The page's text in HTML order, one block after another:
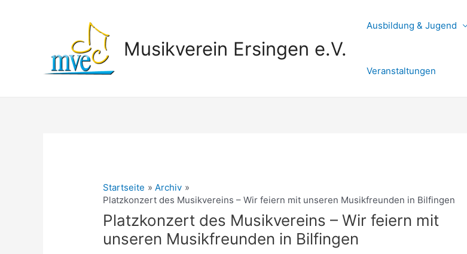
Musikverein Ersingen e.V.
Ausbildung & Jugend
Veranstaltungen
Startseite
Archiv
Platzkonzert des Musikvereins – Wir feiern mit unseren Musikfreunden in Bilfingen
Platzkonzert des Musikvereins – Wir feiern mit
unseren Musikfreunden in Bilfingen